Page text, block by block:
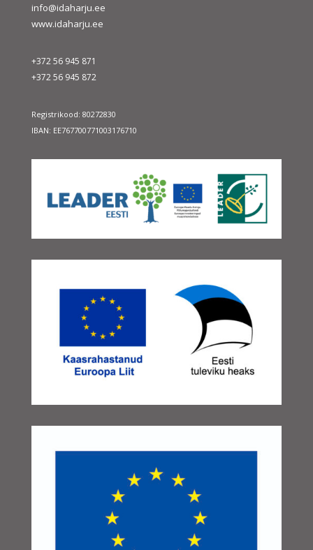
info@idaharju.ee
www.idaharju.ee
+372 56 945 871
+372 56 945 872
Registrikood: 80272830
IBAN: EE767700771003176710